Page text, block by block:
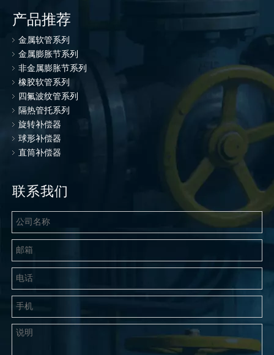
产品推荐
金属软管系列
金属膨胀节系列
非金属膨胀节系列
橡胶软管系列
四氟波纹管系列
隔热管托系列
旋转补偿器
球形补偿器
直筒补偿器
联系我们